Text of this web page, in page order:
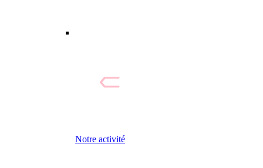
Notre activité